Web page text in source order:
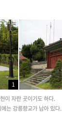
1
이 자란 곳이기도 하다.
는 강릉향교가 남아 있다.